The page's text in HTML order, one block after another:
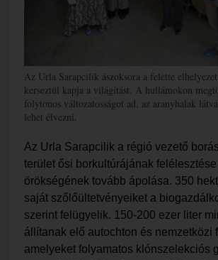
Az Urla Sarapcilik ászoksora a felette
kerseztül kapja a világítást. A hullámokon
folytonos változatosságot ad, az aranyhalak
lehet élvezni.
Az Urla Sarapcilik a régió vezető
terület ősi borkultúrájának
örökségének tovább ápolása. 350
saját szőlőültetvényeiket a
szerint felügyelik. 150-200 ezer liter
állítanak elő autochton és nemzetközi
amelyeket folyamatos klónszelekciós